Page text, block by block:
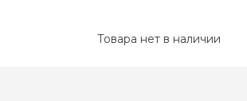
Товара нет в наличии